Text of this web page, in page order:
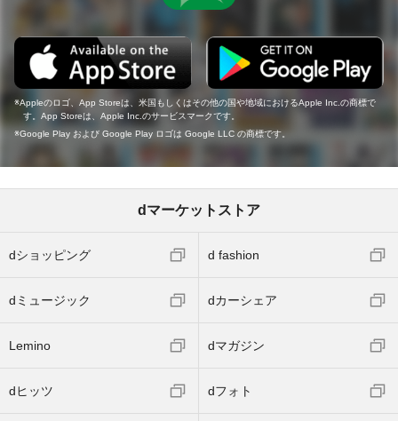
Appleのロゴ、App Storeは、米国もしくはその他の国や地域におけるApple Inc.の商標で
す。App Storeは、Apple Inc.のサービスマークです。
Google Play および Google Play ロゴは Google LLC の商標です。
dマーケットストア
dショッピング d fashion
dミュージック dカーシェア
Lemino dマガジン
dヒッツ dフォト